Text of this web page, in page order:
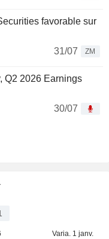
favorable sur
31/07
ZM
Q2 2026 Earnings
30/07
Varia. 1 janv.